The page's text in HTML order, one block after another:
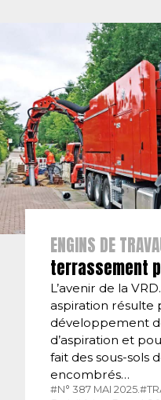
ENGINS DE
terrassement
L’avenir de la
aspiration résulte
développement
d’aspiration et
fait des sous-sols
encombrés…
#N° 387 MAI 2025.